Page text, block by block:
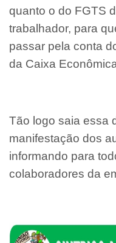
quanto o do FGTS
trabalhador, para
passar pela conta
da Caixa
Tão logo saia essa
manifestação dos
informando para
colaboradores da